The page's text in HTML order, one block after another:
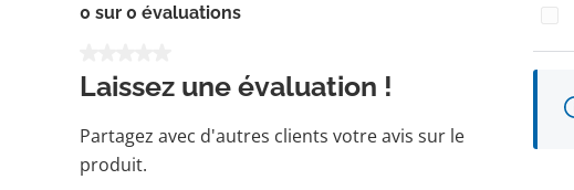
0 sur 0 évaluations
Laissez une évaluation !
Partagez avec d'autres clients votre avis sur le
produit.